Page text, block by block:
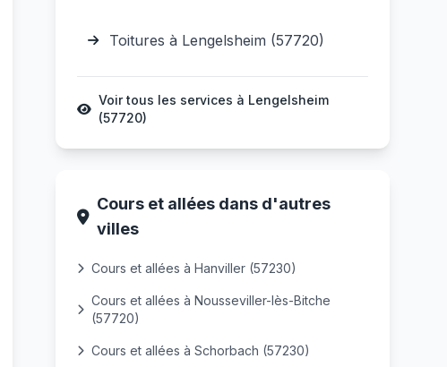
Toitures à Lengelsheim (57720)
Voir tous les services à Lengelsheim
(57720)
Cours et allées dans d'autres
villes
Cours et allées à Hanviller (57230)
Cours et allées à Nousseviller-lès-Bitche
(57720)
Cours et allées à Schorbach (57230)